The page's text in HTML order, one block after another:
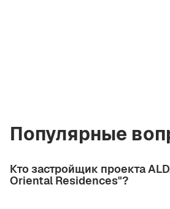
Популярные
Кто застройщик проекта
Oriental Residences"?